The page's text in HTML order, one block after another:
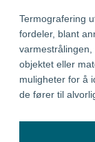
Termografering
fordeler, blant
objektet eller
muligheter for å
de fører til